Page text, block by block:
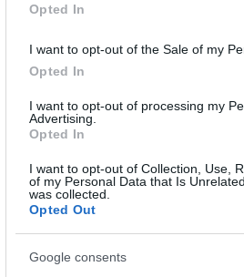
Opted In
I want to opt-out of the Sale of my
Opted In
I want to opt-out of processing my
Advertising.
Opted In
I want to opt-out of Collection, Use,
of my Personal Data that Is
was collected.
Opted Out
Google consents